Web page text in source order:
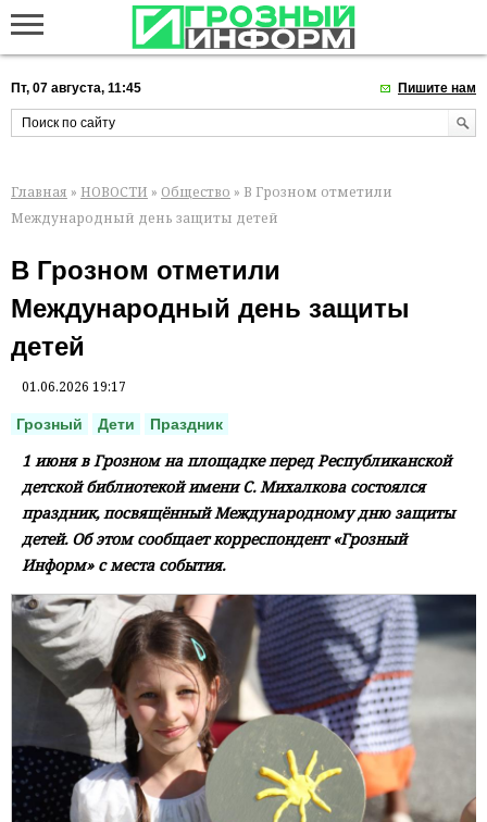
Пт, 07 августа, 11:45 Пишите нам
Главная » НОВОСТИ » Общество » В Грозном отметили
Международный день защиты детей
В Грозном отметили
Международный день защиты
детей
01.06.2026 19:17
Грозный Дети Праздник
1 июня в Грозном на площадке перед Республиканской
детской библиотекой имени С. Михалкова состоялся
праздник, посвящённый Международному дню защиты
детей. Об этом сообщает корреспондент «Грозный
Информ» с места события.